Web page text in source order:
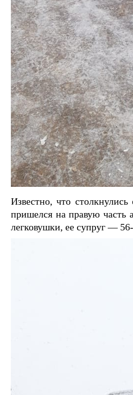
Известно, что
пришелся на правую часть
легковушки, ее супруг —